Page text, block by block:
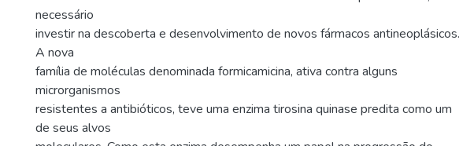
necessário
investir na descoberta e desenvolvimento de novos fármacos antineoplásicos.
A nova
família de moléculas denominada formicamicina, ativa contra alguns
microrganismos
resistentes a antibióticos, teve uma enzima tirosina quinase predita como um
de seus alvos